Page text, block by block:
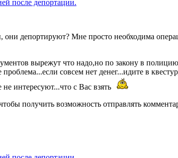
после депортации.
они депортируют? Мне просто необходима
вырежут что надо,но по закону в
совсем нет денег...идите в
не интересуют...что с Вас взять
получить возможность отправлять